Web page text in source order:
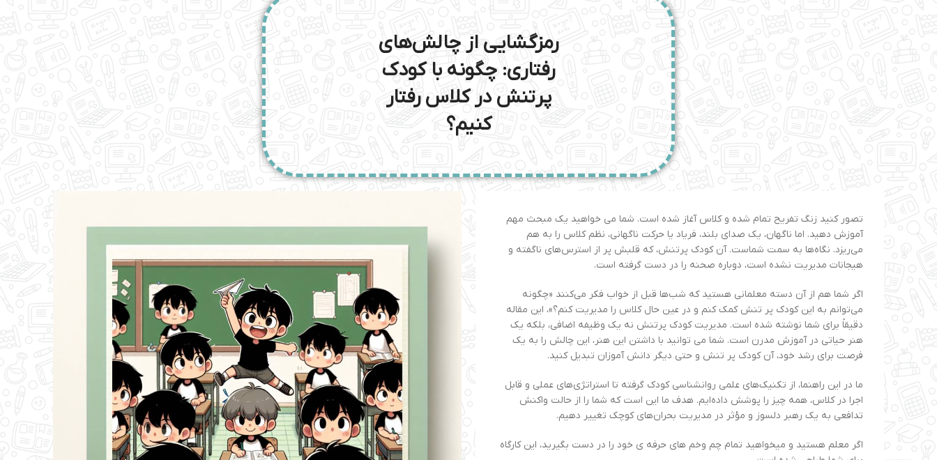
رمزگشایی از چالش‌های
رفتاری: چگونه با کودک
پرتنش در کلاس رفتار
کنیم؟
تصور کنید زنگ تفریح تمام شده و کلاس آغاز شده است. شما می خواهید یک مبحث مهم
آموزش دهید. اما ناگهان، یک صدای بلند، فریاد یا حرکت ناگهانی، نظم کلاس را به هم
می‌ریزد. نگاه‌ها به سمت شماست. آن کودک پرتنش، که قلبش پر از استرس‌های ناگفته و
هیجانات مدیریت نشده است، دوباره صحنه را در دست گرفته است.
اگر شما هم از آن دسته معلمانی هستید که شب‌ها قبل از خواب فکر می‌کنند «چگونه
می‌توانم به این کودک پر تنش کمک کنم و در عین حال کلاس را مدیریت کنم؟»، این مقاله
دقیقاً برای شما نوشته شده است. مدیریت کودک پرتنش نه یک وظیفه اضافی، بلکه یک
هنر حیاتی در آموزش مدرن است. شما می توانید با داشتن این هنر، این چالش را به یک
فرصت برای رشد خود، آن کودک پر تنش و حتی دیگر دانش آموزان تبدیل کنید.
ما در این راهنما، از تکنیک‌های علمی روانشناسی کودک گرفته تا استراتژی‌های عملی و قابل
اجرا در کلاس، همه چیز را پوشش داده‌ایم. هدف ما این است که شما را از حالت واکنش
تدافعی به یک رهبر دلسوز و مؤثر در مدیریت بحران‌های کوچک تغییر دهیم.
اگر معلم هستید و میخواهید تمام چم وخم های حرفه ی خود را در دست بگیرید، این کارگاه